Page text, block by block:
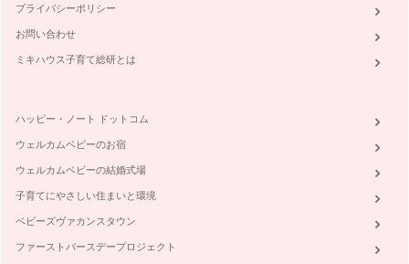
プライバシーポリシー
お問い合わせ
ミキハウス子育て総研とは
ハッピー・ノート ドットコム
ウェルカムベビーのお宿
ウェルカムベビーの結婚式場
子育てにやさしい住まいと環境
ベビーズヴァカンスタウン
ファーストバースデープロジェクト